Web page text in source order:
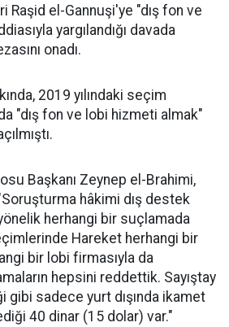
Raşid el-Gannuşi'ye "dış fon ve
yargılandığı davada
onadı.
2019 yılındaki seçim
"dış fon ve lobi hizmeti almak"
Başkanı Zeynep el-Brahimi,
hâkimi dış destek
herhangi bir suçlamada
Hareket herhangi bir
bir lobi firmasıyla da
hepsini reddettik. Sayıştay
gibi sadece yurt dışında ikamet
40 dinar (15 dolar) var."